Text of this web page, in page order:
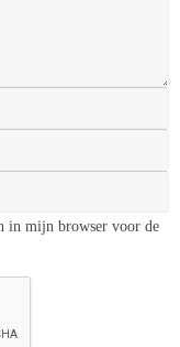
in mijn browser voor de